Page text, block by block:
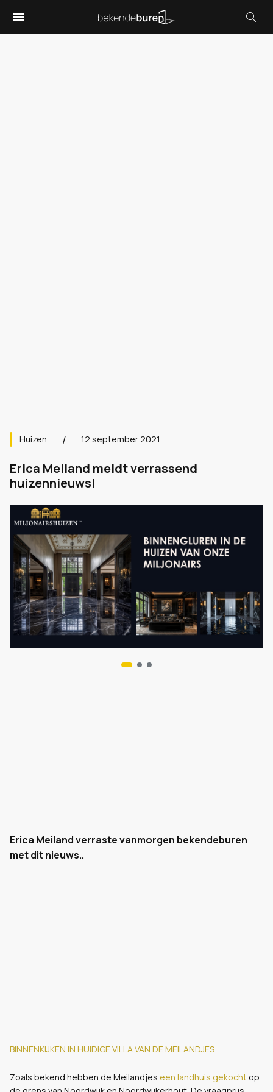
Huizen 12 september 2021
Erica Meiland meldt verrassend
huizennieuws!
Erica Meiland verraste vanmorgen bekendeburen
met dit nieuws..
BINNENKIJKEN IN HUIDIGE VILLA VAN DE MEILANDJES
Zoals bekend hebben de Meilandjes een landhuis gekocht op